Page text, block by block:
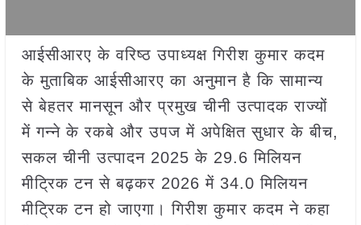
आईसीआरए के वरिष्ठ उपाध्यक्ष गिरीश कुमार कदम
के मुताबिक आईसीआरए का अनुमान है कि सामान्य
से बेहतर मानसून और प्रमुख चीनी उत्पादक राज्यों
में गन्ने के रकबे और उपज में अपेक्षित सुधार के बीच,
सकल चीनी उत्पादन 2025 के 29.6 मिलियन
मीट्रिक टन से बढ़कर 2026 में 34.0 मिलियन
मीट्रिक टन हो जाएगा। गिरीश कुमार कदम ने कहा